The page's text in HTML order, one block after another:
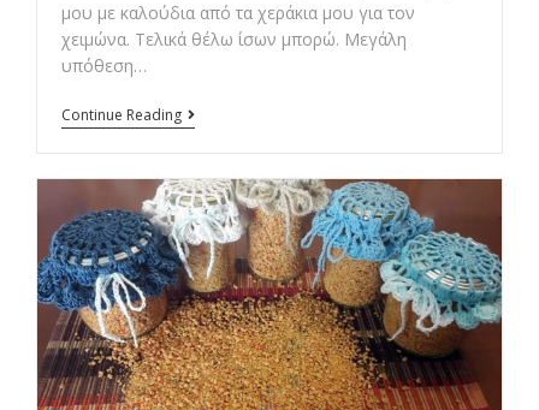
μου με καλούδια από τα χεράκια μου για τον
χειμώνα. Τελικά θέλω ίσων μπορώ. Μεγάλη
υπόθεση…
Continue Reading Τραχανάς